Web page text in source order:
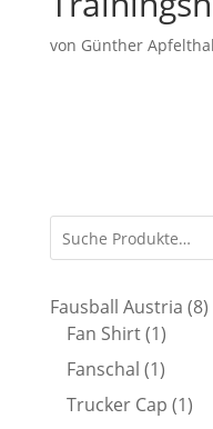
von Günther
Fausball Austria 88
Fan Shirt 11
Fanschal 11
Produkt
Trucker Cap 11